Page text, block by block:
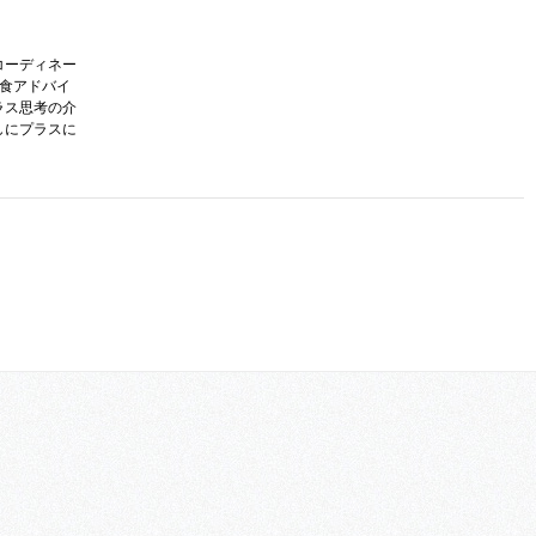
ディネー
アドバイ
ス思考の介
プラスに